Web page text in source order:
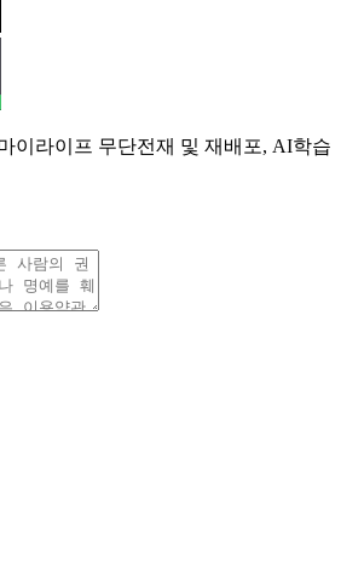
이라이프 무단전재 및 재배포, AI학습